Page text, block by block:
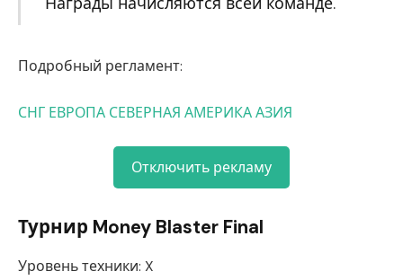
Подробный регламент:
СНГ ЕВРОПА СЕВЕРНАЯ АМЕРИКААЗИЯ
Отключить рекламу
Турнир Money Blaster Final
Уровень техники: X